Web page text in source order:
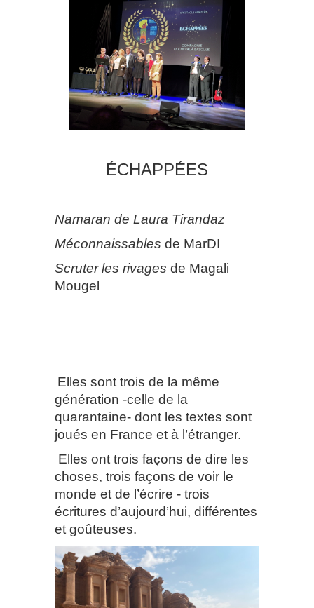
ÉCHAPPÉES
Namaran de Laura Tirandaz
Méconnaissables de MarDI
Scruter les rivages de Magali
Mougel
Elles sont trois de la même
génération -celle de la
quarantaine- dont les textes sont
joués en France et à l’étranger.
Elles ont trois façons de dire les
choses, trois façons de voir le
monde et de l’écrire - trois
écritures d’aujourd’hui, différentes
et goûteuses.